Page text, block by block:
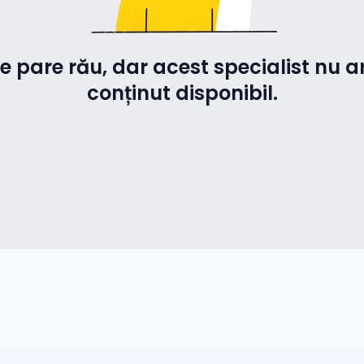
pare rău, dar acest specialist nu
conținut disponibil.